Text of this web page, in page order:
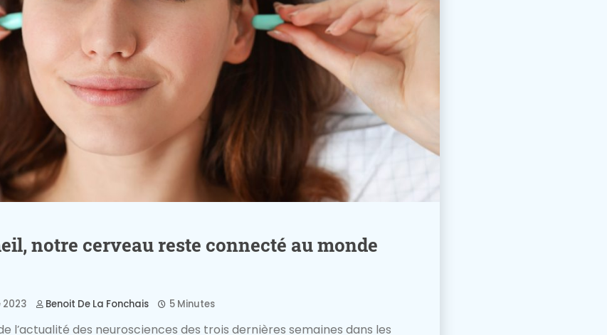
notre cerveau reste connecté au monde
2023 Benoit De La Fonchais 5 Minutes
l’actualité des neurosciences des trois dernières semaines dans les